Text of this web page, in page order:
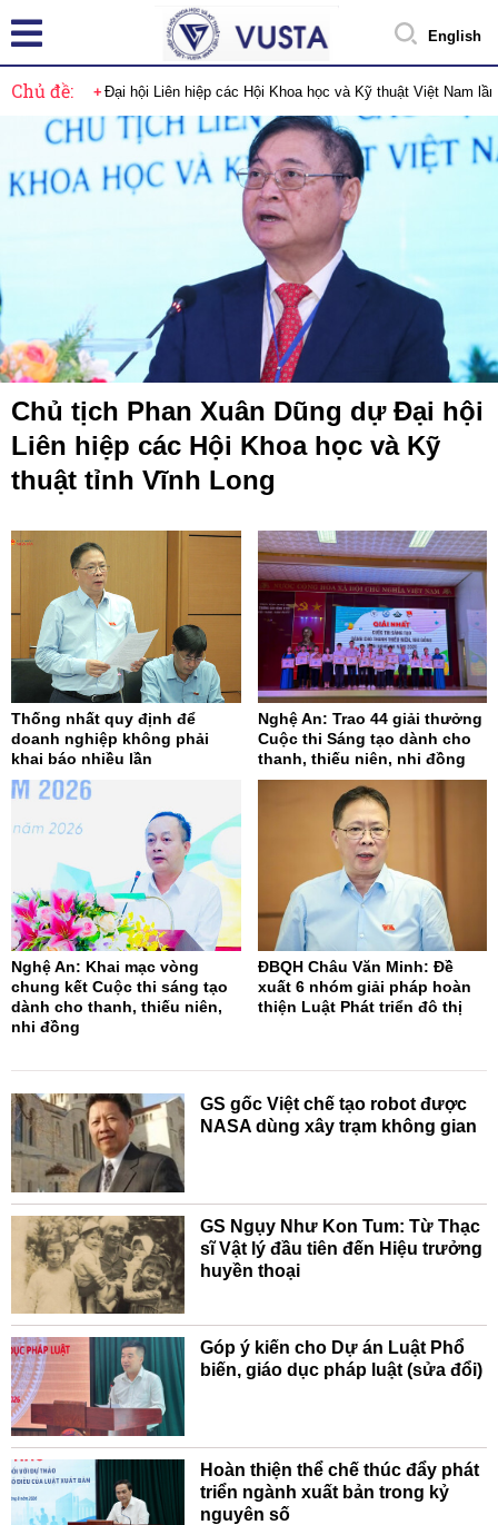
English
Chủ đề: Đại hội Liên hiệp các Hội Khoa học và Kỹ thuật Việt Nam
Chủ tịch Phan Xuân Dũng dự Đại hội
Liên hiệp các Hội Khoa học và Kỹ
thuật tỉnh Vĩnh Long
Thống nhất quy định để
doanh nghiệp không phải
khai báo nhiều lần
Nghệ An: Trao 44 giải thưởng
Cuộc thi Sáng tạo dành cho
thanh, thiếu niên, nhi đồng
Nghệ An: Khai mạc vòng
chung kết Cuộc thi sáng tạo
dành cho thanh, thiếu niên,
nhi đồng
ĐBQH Châu Văn Minh: Đề
xuất 6 nhóm giải pháp hoàn
thiện Luật Phát triển đô thị
GS gốc Việt chế tạo robot được
NASA dùng xây trạm không gian
GS Ngụy Như Kon Tum: Từ Thạc
sĩ Vật lý đầu tiên đến Hiệu trưởng
huyền thoại
Góp ý kiến cho Dự án Luật Phổ
biến, giáo dục pháp luật (sửa đổi)
Hoàn thiện thể chế thúc đẩy phát
triển ngành xuất bản trong kỷ
nguyên số